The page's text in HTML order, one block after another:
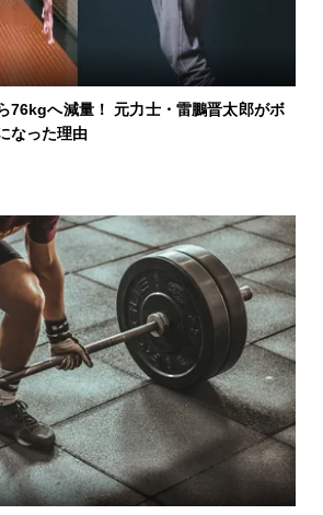
76kgへ減量！ 元力士・雷鵬晋太郎がボ
なった理由